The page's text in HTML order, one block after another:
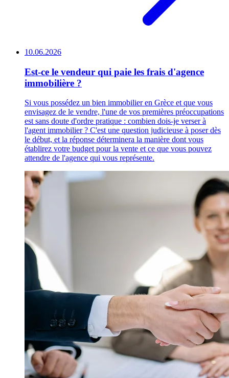
10.06.2026
Est-ce le vendeur qui paie les frais d'agence
immobilière ?
Si vous possédez un bien immobilier en Grèce et que vous
envisagez de le vendre, l'une de vos premières préoccupations
est sans doute d'ordre pratique : combien dois-je verser à
l'agent immobilier ? C'est une question judicieuse à poser dès
le début, et la réponse déterminera la manière dont vous
établirez votre budget pour la vente et ce que vous pouvez
attendre de l'agence qui vous représente.